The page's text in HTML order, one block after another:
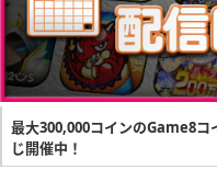
最大300,000コインのGame8コ
じ開催中！